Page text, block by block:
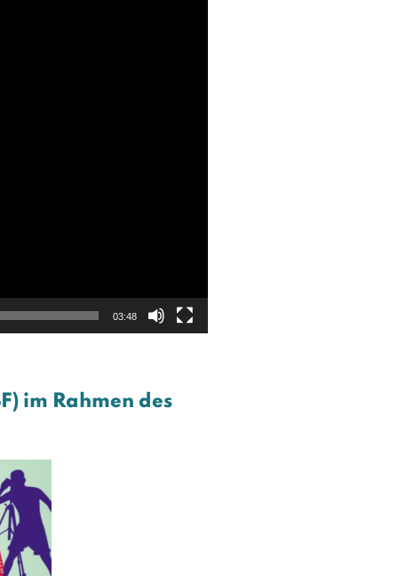
03:48
im Rahmen des